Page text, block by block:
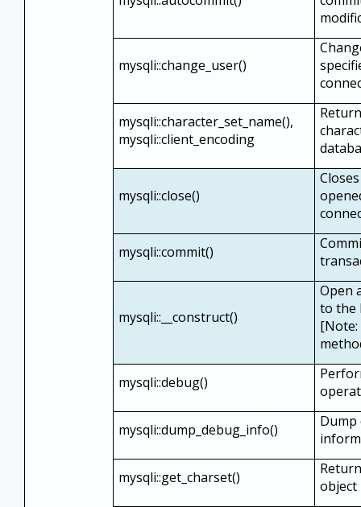
mysqli::change_user()
mysqli::character_set_name(),
mysqli::client_encoding
mysqli::close()
mysqli::commit()
mysqli::__construct()
Open
to the
[Note:
mysqli::debug()
mysqli::dump_debug_info()
mysqli::get_charset()
object